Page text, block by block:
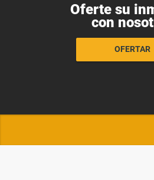
Oferte su
con
OFERTAR